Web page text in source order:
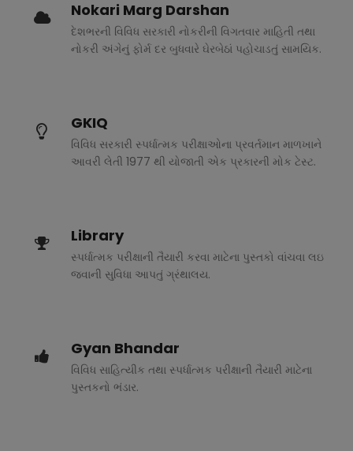
Nokari Marg Darshan
દેશભરની વિવિધ સરકારી નોકરીની વિગતવાર માહિતી તથા
નોકરી અંગેનું ફોર્મ દર બુધવારે ઘેરબેઠાં પહોચાડતું સામયિક.
GKIQ
વિવિધ સરકારી સ્પર્ધાત્મક પરીક્ષાઓના પ્રવર્તમાન માળખાને
આવરી લેતી 1977 થી યોજાતી એક પ્રકારની મોક ટેસ્ટ.
Library
સ્પર્ધાત્મક પરીક્ષાની તૈયારી કરવા માટેના પુસ્તકો વાંચવા લઇ
જવાની સુવિધા આપતું ગ્રંથાલય.
Gyan Bhandar
વિવિધ સાહિત્યીક તથા સ્પર્ધાત્મક પરીક્ષાની તૈયારી માટેના
પુસ્તકનો ભંડાર.